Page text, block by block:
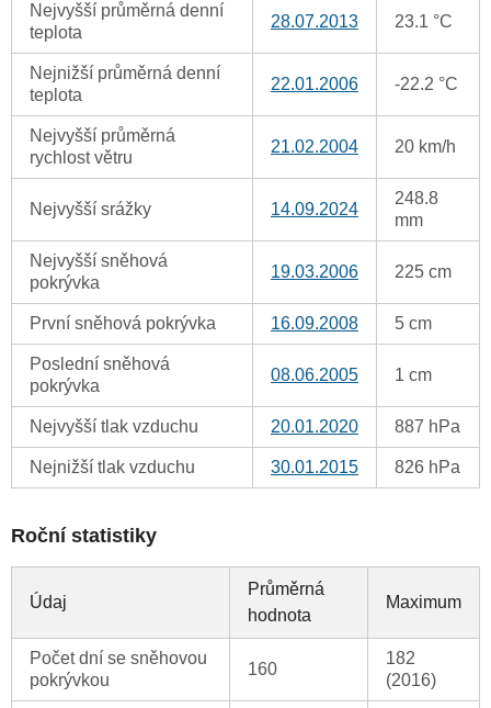
Nejvyšší průměrná denní
teplota
28.07.2013 23.1 °C
Nejnižší průměrná denní
teplota
22.01.2006 -22.2 °C
Nejvyšší průměrná
rychlost větru
21.02.2004 20 km/h
Nejvyšší srážky 14.09.2024
248.8
mm
Nejvyšší sněhová
pokrývka
19.03.2006 225 cm
První sněhová pokrývka 16.09.2008 5 cm
Poslední sněhová
pokrývka
08.06.2005 1 cm
Nejvyšší tlak vzduchu 20.01.2020 887 hPa
Nejnižší tlak vzduchu 30.01.2015 826 hPa
Roční statistiky
Údaj
Průměrná
hodnota
Maximum
Počet dní se sněhovou
pokrývkou
160
182
(2016)